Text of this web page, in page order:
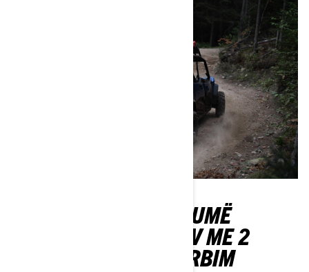
SXS/UTV APO ME SHUMË
UDHËSËARË APO ATV ME 2
PASADERË PËR SHËRBIM